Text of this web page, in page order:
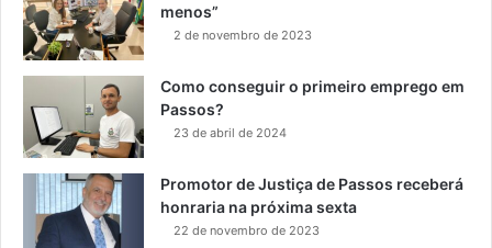
menos”
2 de novembro de 2023
Como conseguir o primeiro emprego em
Passos?
23 de abril de 2024
Promotor de Justiça de Passos receberá
honraria na próxima sexta
22 de novembro de 2023